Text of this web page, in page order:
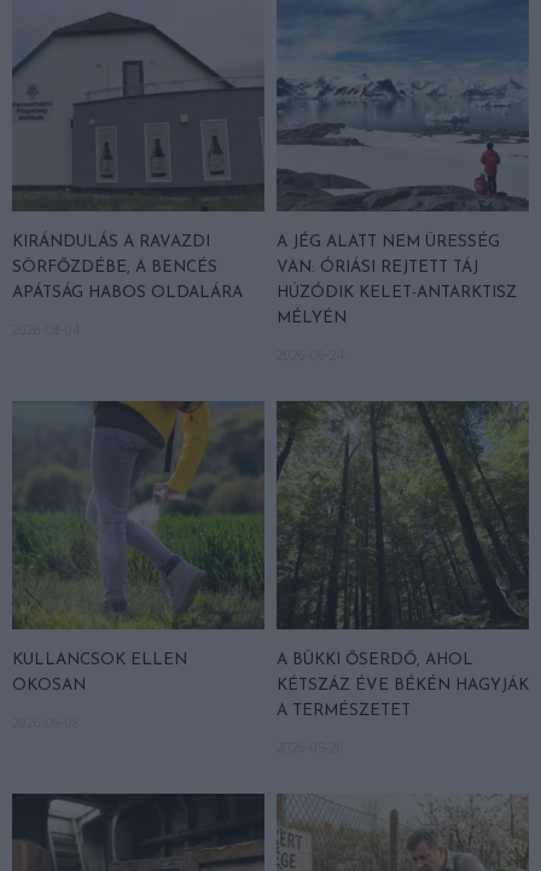
KIRÁNDULÁS A RAVAZDI
SÖRFŐZDÉBE, A BENCÉS
APÁTSÁG HABOS OLDALÁRA
A JÉG ALATT NEM ÜRESSÉG
VAN: ÓRIÁSI REJTETT TÁJ
HÚZÓDIK KELET-ANTARKTISZ
MÉLYÉN
KULLANCSOK ELLEN
OKOSAN
A BÜKKI ŐSERDŐ, AHOL
KÉTSZÁZ ÉVE BÉKÉN HAGYJÁK
A TERMÉSZETET